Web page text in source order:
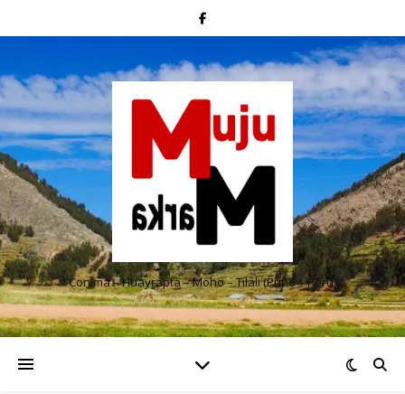
Conima – Huayrapta – Moho – Tilali (Puno – Perú)